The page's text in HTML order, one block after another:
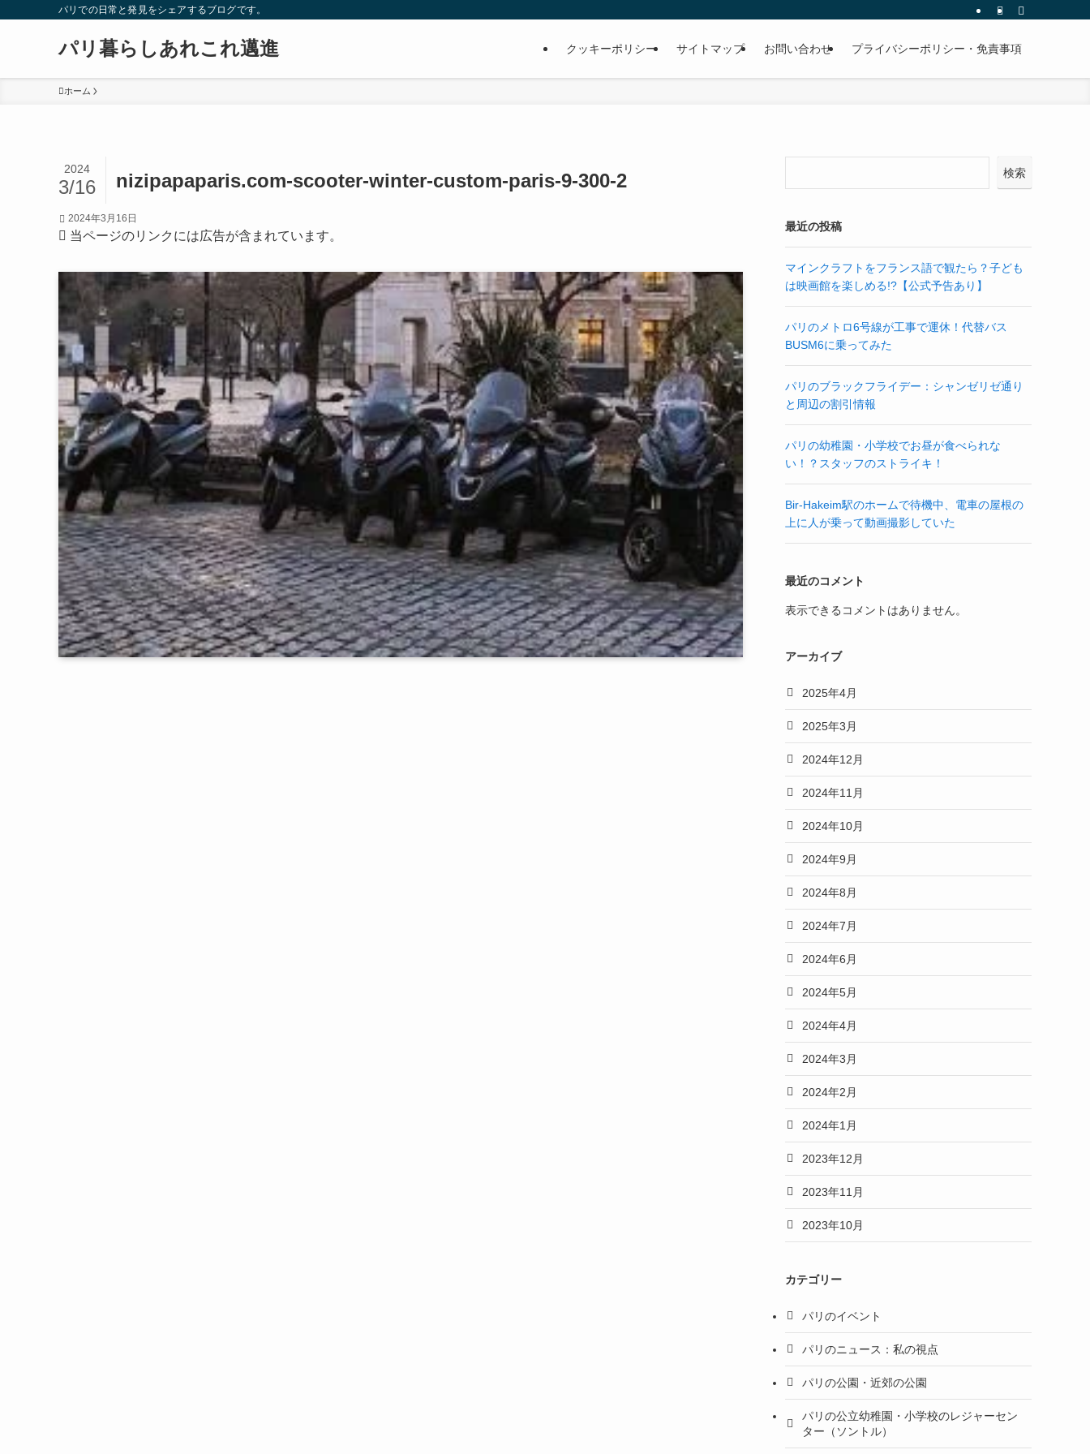
パリでの日常と発見をシェアするブログです。
パリ暮らしあれこれ邁進 クッキーポリシー サイトマップ お問い合わせ プライバシーポリシー・免責事項
ホーム
nizipapaparis.com-scooter-winter-custom-paris-9-300-2
2024
3/16
2024年3月16日
当ページのリンクには広告が含まれています。
検索
最近の投稿
マインクラフトをフランス語で観たら？子ども
は映画館を楽しめる!?【公式予告あり】
パリのメトロ6号線が工事で運休！代替バス
BUSM6に乗ってみた
パリのブラックフライデー：シャンゼリゼ通り
と周辺の割引情報
パリの幼稚園・小学校でお昼が食べられな
い！？スタッフのストライキ！
Bir-Hakeim駅のホームで待機中、電車の屋根の
上に人が乗って動画撮影していた
最近のコメント
表示できるコメントはありません。
アーカイブ
2025年4月
2025年3月
2024年12月
2024年11月
2024年10月
2024年9月
2024年8月
2024年7月
2024年6月
2024年5月
2024年4月
2024年3月
2024年2月
2024年1月
2023年12月
2023年11月
2023年10月
カテゴリー
パリのイベント
パリのニュース：私の視点
パリの公園・近郊の公園
パリの公立幼稚園・小学校のレジャーセン
ター（ソントル）